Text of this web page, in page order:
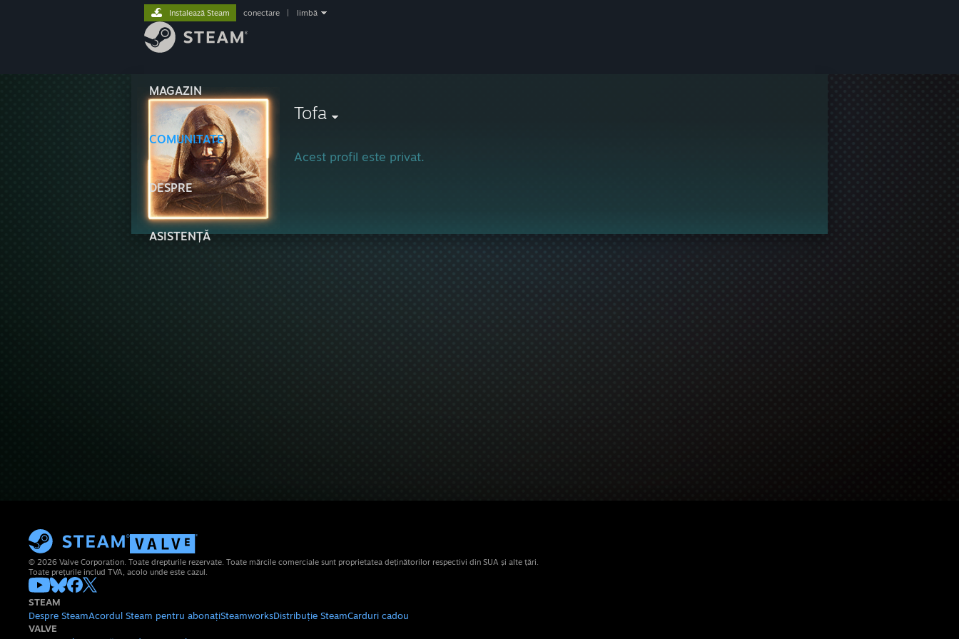
MAGAZIN
COMUNITATE
DESPRE
ASISTENȚĂ
Instalează Steam conectare limbă
Tofa
Acest profil este privat.
© 2026 Valve Corporation. Toate drepturile rezervate. Toate mărcile comerciale sunt proprietatea deținătorilor respectivi din SUA și alte țări.
Toate prețurile includ TVA, acolo unde este cazul.
STEAM
Despre SteamAcordul Steam pentru abonațiSteamworksDistribuție SteamCarduri cadou
VALVE